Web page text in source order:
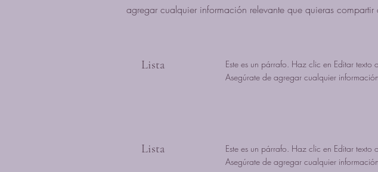
agregar cualquier información relevante que quieras compartir
Lista
Este es un párrafo. Haz clic en Editar
Asegúrate de agregar cualquier
Lista
Este es un párrafo. Haz clic en Editar
Asegúrate de agregar cualquier